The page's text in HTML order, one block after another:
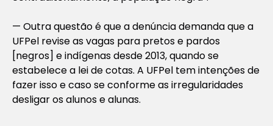
— Outra questão é que a denúncia demanda que a
UFPel revise as vagas para pretos e pardos
[negros] e indígenas desde 2013, quando se
estabelece a lei de cotas. A UFPel tem intenções de
fazer isso e caso se conforme as irregularidades
desligar os alunos e alunas.